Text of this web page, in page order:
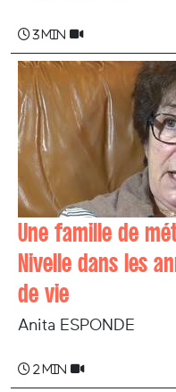
3 min
Une famille de
Nivelle dans les
de vie
Anita ESPONDE
2 min